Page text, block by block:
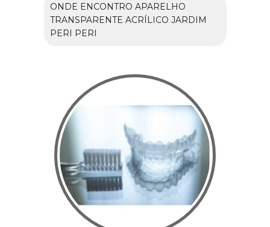
ONDE ENCONTRO APARELHO
TRANSPARENTE ACRÍLICO JARDIM
PERI PERI